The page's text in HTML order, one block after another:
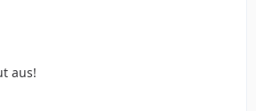
aus!